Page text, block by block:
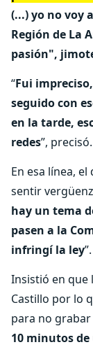
(...) yo no voy
Región de La
pasión",
“Fui
seguido con
en la tarde,
redes”, precisó.
En esa línea,
sentir
hay un tema
pasen a la
infringí la ley”.
Insistió en que
Castillo por lo
para no
10 minutos